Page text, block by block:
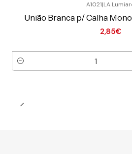
A1021|LA
União Branca p/ Calha
2,85€
Quantidade